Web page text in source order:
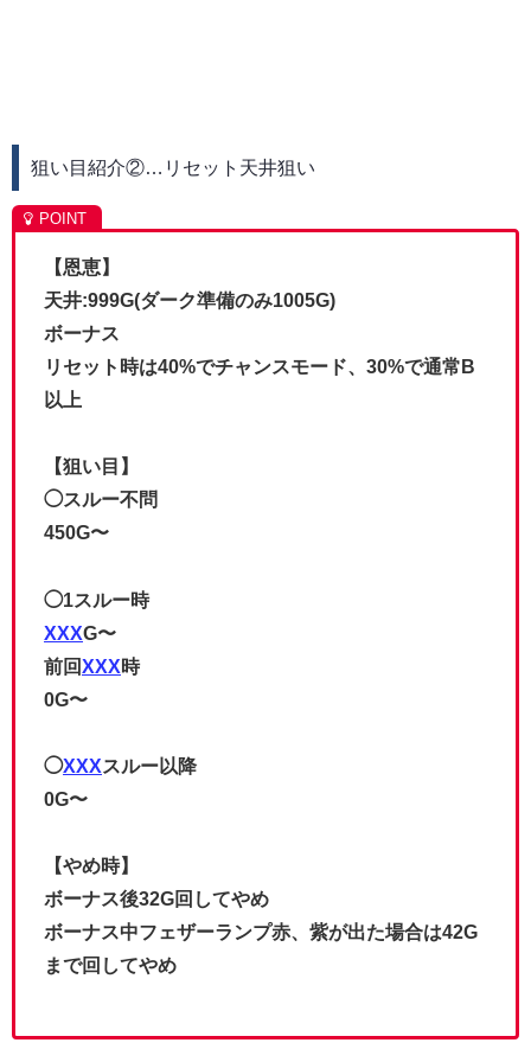
狙い目紹介②…リセット天井狙い
【恩恵】
天井:999G(ダーク準備のみ1005G)
ボーナス
リセット時は40%でチャンスモード、30%で通常B
以上
【狙い目】
◯スルー不問
450G〜
◯1スルー時
XXXG〜
前回XXX時
0G〜
◯XXXスルー以降
0G〜
【やめ時】
ボーナス後32G回してやめ
ボーナス中フェザーランプ赤、紫が出た場合は42G
まで回してやめ